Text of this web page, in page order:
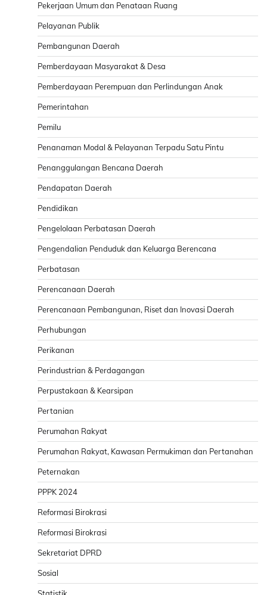
Pekerjaan Umum dan Penataan Ruang
Pelayanan Publik
Pembangunan Daerah
Pemberdayaan Masyarakat & Desa
Pemberdayaan Perempuan dan Perlindungan Anak
Pemerintahan
Pemilu
Penanaman Modal & Pelayanan Terpadu Satu Pintu
Penanggulangan Bencana Daerah
Pendapatan Daerah
Pendidikan
Pengelolaan Perbatasan Daerah
Pengendalian Penduduk dan Keluarga Berencana
Perbatasan
Perencanaan Daerah
Perencanaan Pembangunan, Riset dan Inovasi Daerah
Perhubungan
Perikanan
Perindustrian & Perdagangan
Perpustakaan & Kearsipan
Pertanian
Perumahan Rakyat
Perumahan Rakyat, Kawasan Permukiman dan Pertanahan
Peternakan
PPPK 2024
Reformasi Birokrasi
Reformasi Birokrasi
Sekretariat DPRD
Sosial